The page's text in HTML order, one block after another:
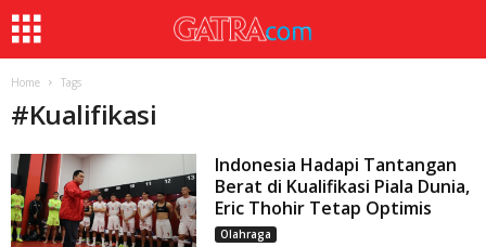
Home Tags
#Kualifikasi
Indonesia Hadapi Tantangan
Berat di Kualifikasi Piala Dunia,
Eric Thohir Tetap Optimis
Olahraga